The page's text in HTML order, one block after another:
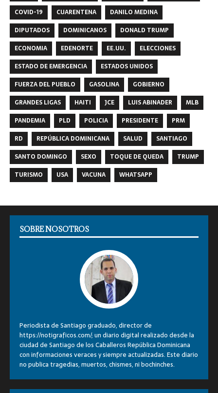
COVID-19
CUARENTENA
DANILO MEDINA
DIPUTADOS
DOMINICANOS
DONALD TRUMP
ECONOMIA
EDENORTE EE.UU.
ELECCIONES
ESTADO DE EMERGENCIA
ESTADOS UNIDOS
FUERZA DEL PUEBLO
GASOLINA
GOBIERNO
GRANDES LIGAS
HAITI JCE LUIS ABINADER
MLB
PANDEMIA
PLD POLICIA PRESIDENTE
PRM
RD
REPÚBLICA DOMINICANA SALUD
SANTIAGO
SANTO DOMINGO
SEXO TOQUE DE QUEDA
TRUMP
TURISMO
USA VACUNA WHATSAPP
SOBRE NOSOTROS
Periodista de Santiago graduado, director de
https://notigraficos.com/; un diario digital realizado desde la
ciudad de Santiago de los Caballeros República Dominicana
con informaciones veraces y siempre actualizadas. Este diario
no publica tragedias, muertos, chismes, ni bochinches.